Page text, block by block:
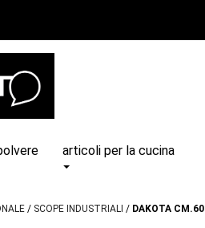
articoli per la cucina
SCOPE INDUSTRIALI DAKOTA CM.60